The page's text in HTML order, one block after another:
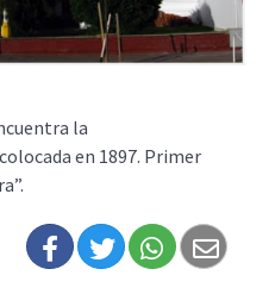
la
en 1897. Primer